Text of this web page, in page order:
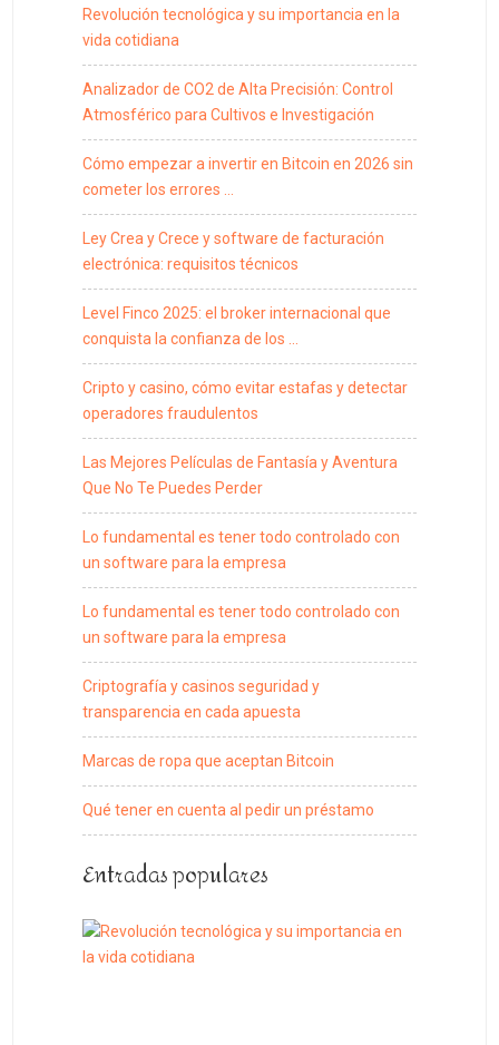
entradas
Revolución tecnológica y su importancia en la
vida cotidiana
Analizador de CO2 de Alta Precisión: Control
Atmosférico para Cultivos e Investigación
Cómo empezar a invertir en Bitcoin en 2026 sin
cometer los errores …
Ley Crea y Crece y software de facturación
electrónica: requisitos técnicos
Level Finco 2025: el broker internacional que
conquista la confianza de los …
Cripto y casino, cómo evitar estafas y detectar
operadores fraudulentos
Las Mejores Películas de Fantasía y Aventura
Que No Te Puedes Perder
Lo fundamental es tener todo controlado con
un software para la empresa
Lo fundamental es tener todo controlado con
un software para la empresa
Criptografía y casinos seguridad y
transparencia en cada apuesta
Marcas de ropa que aceptan Bitcoin
Qué tener en cuenta al pedir un préstamo
Entradas populares